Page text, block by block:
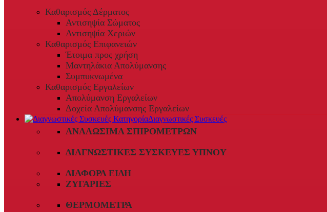
Καθαρισμός Δέρματος
Αντισηψία Σώματος
Αντισηψία Χεριών
Καθαρισμός Επιφανειών
Έτοιμα προς χρήση
Μαντηλάκια Απολύμανσης
Συμπυκνωμένα
Καθαρισμός Εργαλείων
Απολύμανση Εργαλείων
Δοχεία Απολύμανσης Εργαλείων
Διαγνωστικές Συσκευές
ΑΝΑΛΏΣΙΜΑ ΣΠΙΡΟΜΈΤΡΩΝ
ΔΙΑΓΝΩΣΤΙΚΈΣ ΣΥΣΚΕΥΈΣ ΎΠΝΟΥ
ΔΙΆΦΟΡΑ ΕΊΔΗ
ΖΥΓΑΡΙΈΣ
ΘΕΡΜΌΜΕΤΡΑ